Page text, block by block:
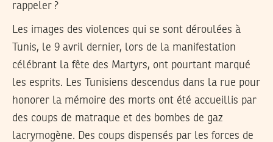
rappeler ?
Les images des violences qui se sont déroulées à
Tunis, le 9 avril dernier, lors de la manifestation
célébrant la fête des Martyrs, ont pourtant marqué
les esprits. Les Tunisiens descendus dans la rue pour
honorer la mémoire des morts ont été accueillis par
des coups de matraque et des bombes de gaz
lacrymogène. Des coups dispensés par les forces de